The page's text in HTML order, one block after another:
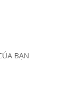
BẠN